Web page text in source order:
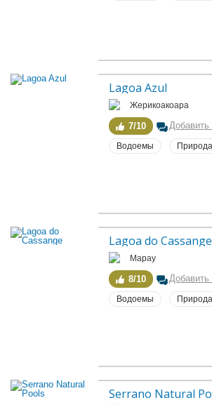
Lagoa Azul
Жерикоакоара
7/10
Водоемы Природа
Lagoa do Cassange
Марау
8/10
Водоемы Природа
Serrano Natural